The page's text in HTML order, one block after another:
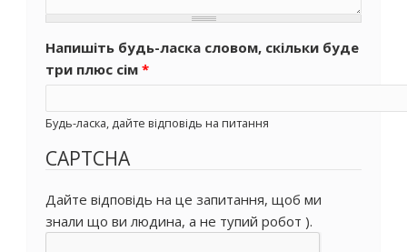
Напишіть будь-ласка словом, скільки буде
три плюс сім *
Будь-ласка, дайте відповідь на питання
CAPTCHA
Дайте відповідь на це запитання, щоб ми
знали що ви людина, а не тупий робот ).